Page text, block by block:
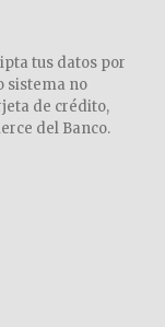
tus datos por
sistema no
de crédito,
del Banco.